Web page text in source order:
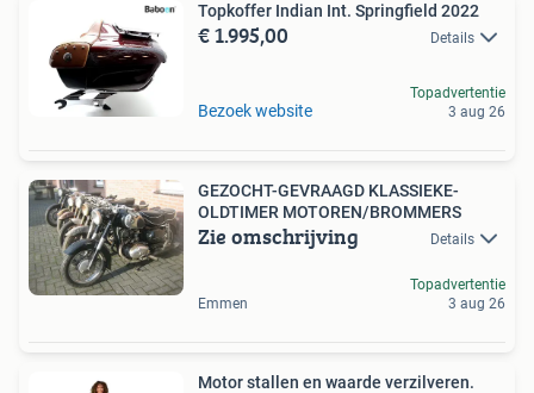
Topkoffer Indian Int. Springfield 2022
€ 1.995,00 Details
Bezoek website
Topadvertentie
3 aug 26
GEZOCHT-GEVRAAGD KLASSIEKE-
OLDTIMER MOTOREN/BROMMERS
Zie omschrijving Details
Emmen
Topadvertentie
3 aug 26
Motor stallen en waarde verzilveren.